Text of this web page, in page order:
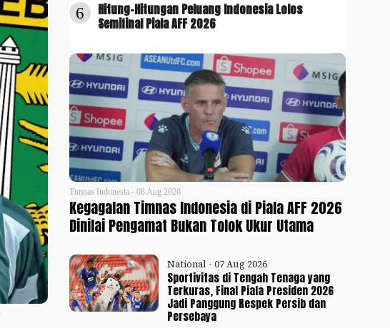
6
Hitung-Hitungan Peluang Indonesia Lolos
Semifinal Piala AFF 2026
Timnas Indonesia - 08 Aug 2026
Kegagalan Timnas Indonesia di Piala AFF 2026
Dinilai Pengamat Bukan Tolok Ukur Utama
National - 07 Aug 2026
Sportivitas di Tengah Tenaga yang
Terkuras, Final Piala Presiden 2026
Jadi Panggung Respek Persib dan
Persebaya